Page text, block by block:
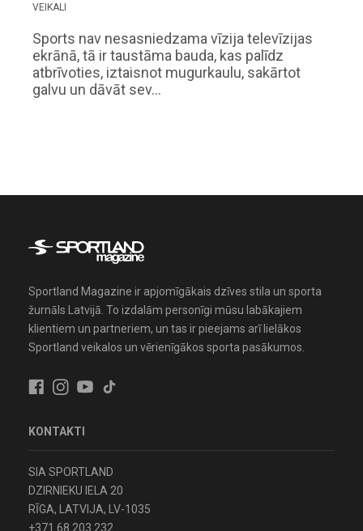
VEIKALI
Sports nav nesasniedzama vīzija televīzijas
ekrānā, tā ir taustāma bauda, kas palīdz
atbrīvoties, iztaisnot mugurkaulu, sakārtot
galvu un dāvāt sev…
Sportland Magazine ir apjomīgākais dzīves stila un sporta
žurnāls Latvijā. To izdalām personīgi mūsu labākajiem
klientiem un partneriem, un tas ir pieejams arī lielākos
Sportland veikalos un vērienīgākos sporta pasākumos.
KONTAKTI
SIA SPORTLAND
DZIRNIEKU IELA 20
RĪGA, LATVIJA, LV-1035
+371 68 203 232